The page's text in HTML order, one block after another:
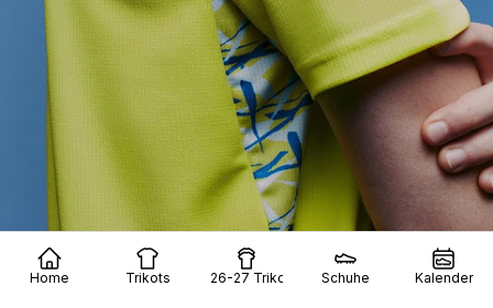
Home Trikots 26-27 Trikots Schuhe Kalender